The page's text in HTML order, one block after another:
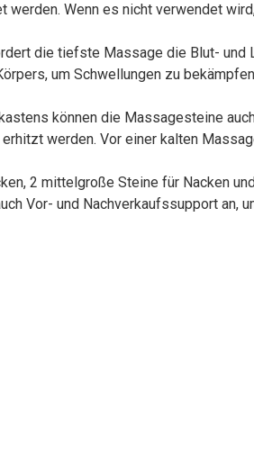
werden. Wenn es nicht verwendet
die tiefste Massage die Blut- und
um Schwellungen zu
können die Massagesteine
werden. Vor einer kalten
2 mittelgroße Steine für Nacken
Vor- und Nachverkaufssupport an,